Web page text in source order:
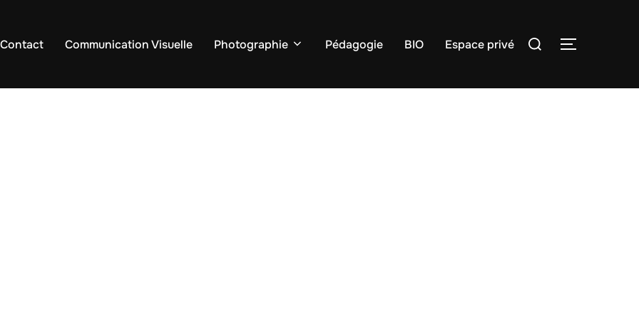
Communication Visuelle Photographie Pédagogie BIO Espace privé
Rechercher :